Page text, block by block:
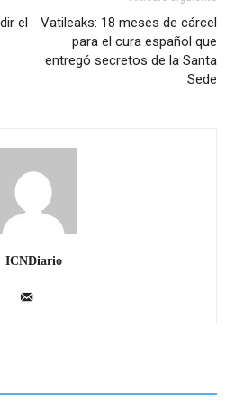
el
Vatileaks: 18 meses de cárcel
para el cura español que
entregó secretos de la Santa
Sede
ICNDiario